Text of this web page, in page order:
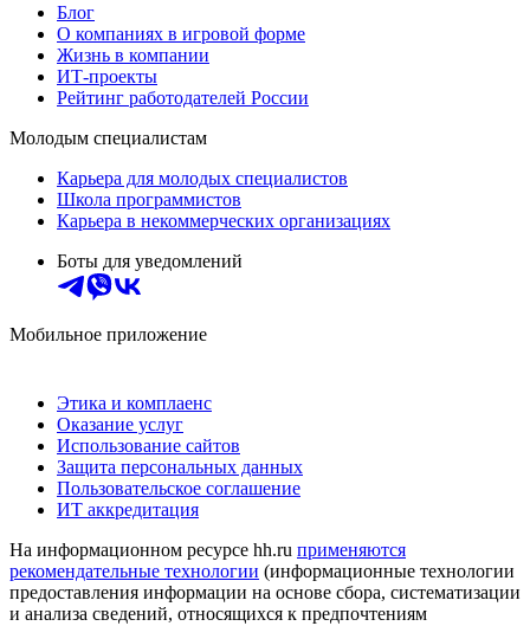
Блог
О компаниях в игровой форме
Жизнь в компании
ИТ-проекты
Рейтинг работодателей России
Молодым специалистам
Карьера для молодых специалистов
Школа программистов
Карьера в некоммерческих организациях
Боты для уведомлений
Мобильное приложение
Этика и комплаенс
Оказание услуг
Использование сайтов
Защита персональных данных
Пользовательское соглашение
ИТ аккредитация
На информационном ресурсе hh.ru применяются
рекомендательные технологии (информационные технологии
предоставления информации на основе сбора, систематизации
и анализа сведений, относящихся к предпочтениям